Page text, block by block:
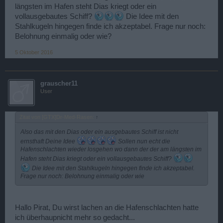
längsten im Hafen steht Dias kriegt oder ein
vollausgebautes Schiff?
Die Idee mit den
Stahlkugeln hingegen finde ich akzeptabel. Frage nur noch:
Belohnung einmalig oder wie?
5 Oktober 2016
grauscher11
User
↑
Also das mit den Dias oder ein ausgebautes Schiff ist nicht
ernsthaft Deine Idee
Sollen nun echt die
Hafenschlachten wieder losgehen wo dann der der am längsten im
Hafen steht Dias kriegt oder ein vollausgebautes Schiff?
Die Idee mit den Stahlkugeln hingegen finde ich akzeptabel.
Frage nur noch: Belohnung einmalig oder wie
Hallo Pirat, Du wirst lachen an die Hafenschlachten hatte
ich überhaupnicht mehr so gedacht...